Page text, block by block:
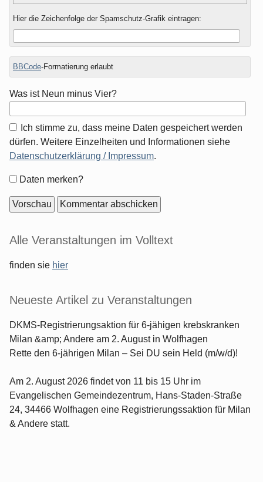
Hier die Zeichenfolge der Spamschutz-Grafik eintragen:
BBCode-Formatierung erlaubt
Was ist Neun minus Vier?
Ich stimme zu, dass meine Daten gespeichert werden
dürfen. Weitere Einzelheiten und Informationen siehe
Datenschutzerklärung / Impressum.
Formular-
Daten merken?
Seitenleiste
Alle Veranstaltungen im Volltext
finden sie hier
Neueste Artikel zu Veranstaltungen
DKMS-Registrierungsaktion für 6-jähigen krebskranken
Milan &amp; Andere am 2. August in Wolfhagen
Rette den 6-jährigen Milan – Sei DU sein Held (m/w/d)!
Am 2. August 2026 findet von 11 bis 15 Uhr im
Evangelischen Gemeindezentrum, Hans-Staden-Straße
24, 34466 Wolfhagen eine Registrierungssaktion für Milan
& Andere statt.